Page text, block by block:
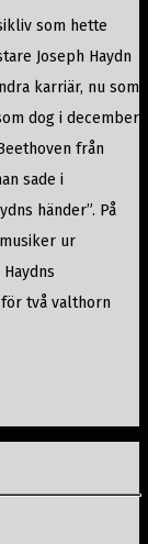
som hette
Joseph Haydn
karriär, nu som
dog i december
från
sade i
händer”. På
ur
två valthorn